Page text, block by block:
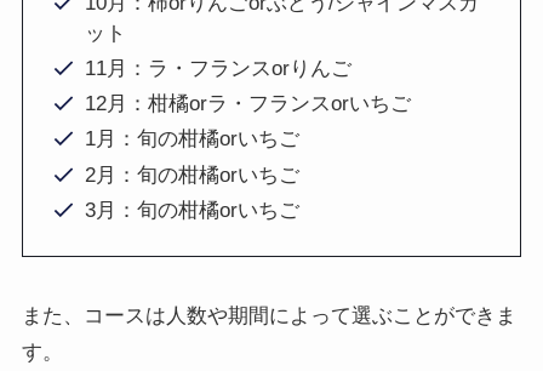
ット
11月：ラ・フランスorりんご
12月：柑橘orラ・フランスorいちご
1月：旬の柑橘orいちご
2月：旬の柑橘orいちご
3月：旬の柑橘orいちご
また、コースは人数や期間によって選ぶことができま
す。